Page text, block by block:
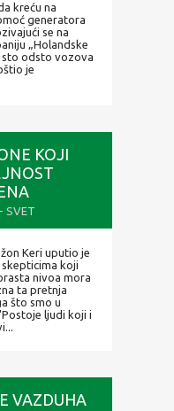
kreću na
generatora
se na
„Holandske
odsto vozova
je
KOJI
SVET
Keri uputio je
koji
nivoa mora
ta pretnja
što smo u
ljudi koji i
VAZDUHA